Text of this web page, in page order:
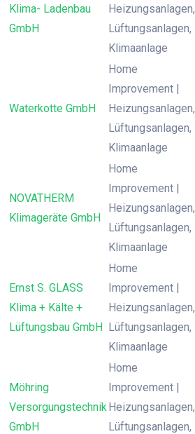
Klima- Ladenbau
GmbH
Heizungsanlagen,
Lüftungsanlagen,
Klimaanlage
Waterkotte GmbH
Home
Improvement |
Heizungsanlagen,
Lüftungsanlagen,
Klimaanlage
NOVATHERM
Klimageräte GmbH
Home
Improvement |
Heizungsanlagen,
Lüftungsanlagen,
Klimaanlage
Ernst S. GLASS
Klima + Kälte +
Lüftungsbau GmbH
Home
Improvement |
Heizungsanlagen,
Lüftungsanlagen,
Klimaanlage
Möhring
Versorgungstechnik
GmbH
Home
Improvement |
Heizungsanlagen,
Lüftungsanlagen,